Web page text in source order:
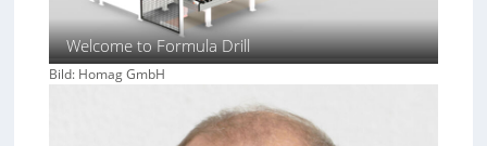
Welcome to Formula Drill
Bild: Homag GmbH